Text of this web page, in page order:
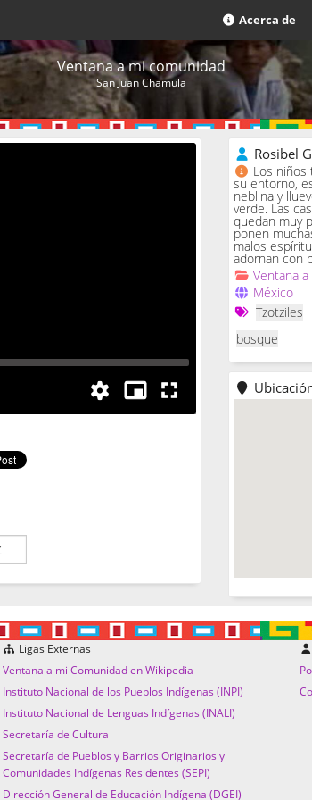
Acerca de
Ventana a mi comunidad
San Juan Chamula
Rosibel
Los niños
su entorno,
neblina y
verde. Las
quedan muy
ponen
malos
adornan con
Ventana
México
Tzotziles
bosque
Ligas Externas
Ventana a mi Comunidad en Wikipedia
Instituto Nacional de los Pueblos Indígenas (INPI)
Instituto Nacional de Lenguas Indígenas (INALI)
Secretaría de Cultura
Secretaría de Pueblos y Barrios Originarios y
Comunidades Indígenas Residentes (SEPI)
Dirección General de Educación Indígena (DGEI)